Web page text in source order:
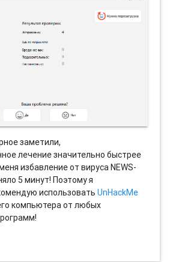
заметили,
лечение значительно быстрее
избавление от вируса NEWS-
5 минут! Поэтому я
использоватьUnHackMe
компьютера от любых